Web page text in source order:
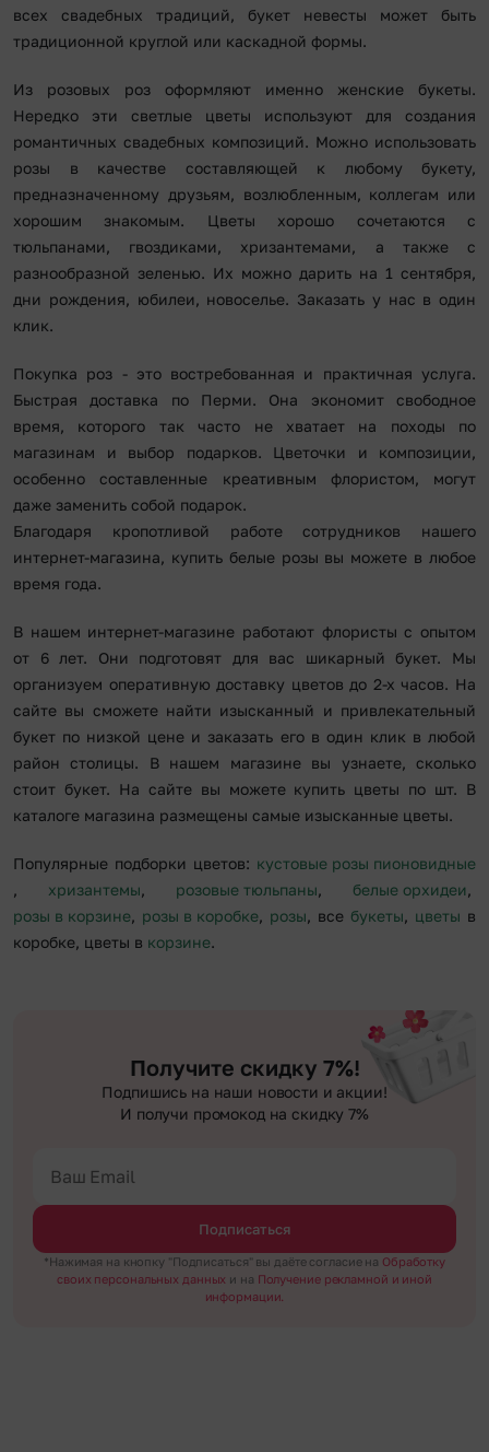
всех свадебных традиций, букет невесты может быть
традиционной круглой или каскадной формы.
Из розовых роз оформляют именно женские букеты.
Нередко эти светлые цветы используют для создания
романтичных свадебных композиций. Можно использовать
розы в качестве составляющей к любому букету,
предназначенному друзьям, возлюбленным, коллегам или
хорошим знакомым. Цветы хорошо сочетаются с
тюльпанами, гвоздиками, хризантемами, а также с
разнообразной зеленью. Их можно дарить на 1 сентября,
дни рождения, юбилеи, новоселье. Заказать у нас в один
клик.
Покупка роз - это востребованная и практичная услуга.
Быстрая доставка по Перми. Она экономит свободное
время, которого так часто не хватает на походы по
магазинам и выбор подарков. Цветочки и композиции,
особенно составленные креативным флористом, могут
даже заменить собой подарок.
Благодаря кропотливой работе сотрудников нашего
интернет-магазина, купить белые розы вы можете в любое
время года.
В нашем интернет-магазине работают флористы с опытом
от 6 лет. Они подготовят для вас шикарный букет. Мы
организуем оперативную доставку цветов до 2-х часов. На
сайте вы сможете найти изысканный и привлекательный
букет по низкой цене и заказать его в один клик в любой
район столицы. В нашем магазине вы узнаете, сколько
стоит букет. На сайте вы можете купить цветы по шт. В
каталоге магазина размещены самые изысканные цветы.
Популярные подборки цветов: кустовые розы пионовидные
, хризантемы, розовые тюльпаны, белые орхидеи,
розы в корзине, розы в коробке, розы, все букеты, цветы в
коробке, цветы в корзине.
Получите скидку 7%!
Подпишись на наши новости и акции!
И получи промокод на скидку 7%
Подписаться
*Нажимая на кнопку "Подписаться" вы даёте согласие на Обработку
своих персональных данных и на Получение рекламной и иной
информации.